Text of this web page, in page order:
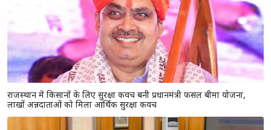
राजस्थान में किसानों के लिए सुरक्षा कवच बनी प्रधानमंत्री फसल बीमा योजना,
लाखों अन्नदाताओं को मिला आर्थिक सुरक्षा कवच